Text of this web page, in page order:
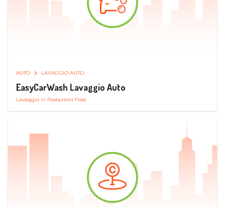
AUTO LAVAGGIO AUTO
EasyCarWash Lavaggio Auto
Lavaggio in Postazioni Fisse